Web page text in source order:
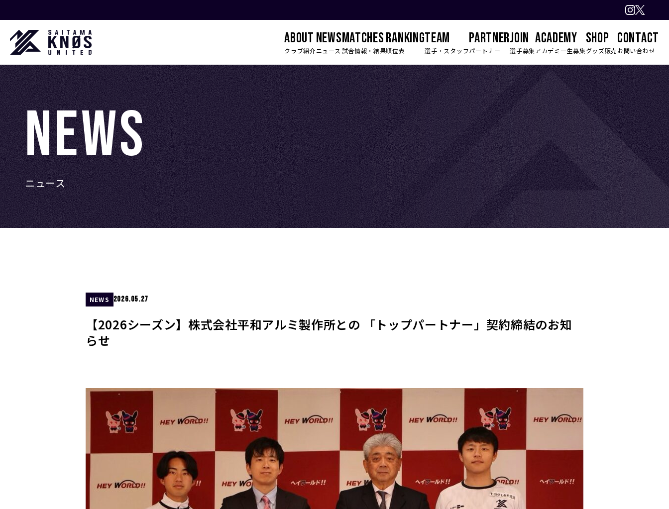
ABOUT
クラブ紹介
NEWS
ニュース
MATCHES
試合情報・結果
RANKING
順位表
TEAM
選手・スタッフ
PARTNER
パートナー
JOIN
選手募集
ACADEMY
アカデミー生募集
SHOP
グッズ販売
CONTACT
お問い合わせ
NEWS
ニュース
NEWS 2026.05.27
【2026シーズン】株式会社平和アルミ製作所との 「トップパートナー」契約締結のお知
らせ